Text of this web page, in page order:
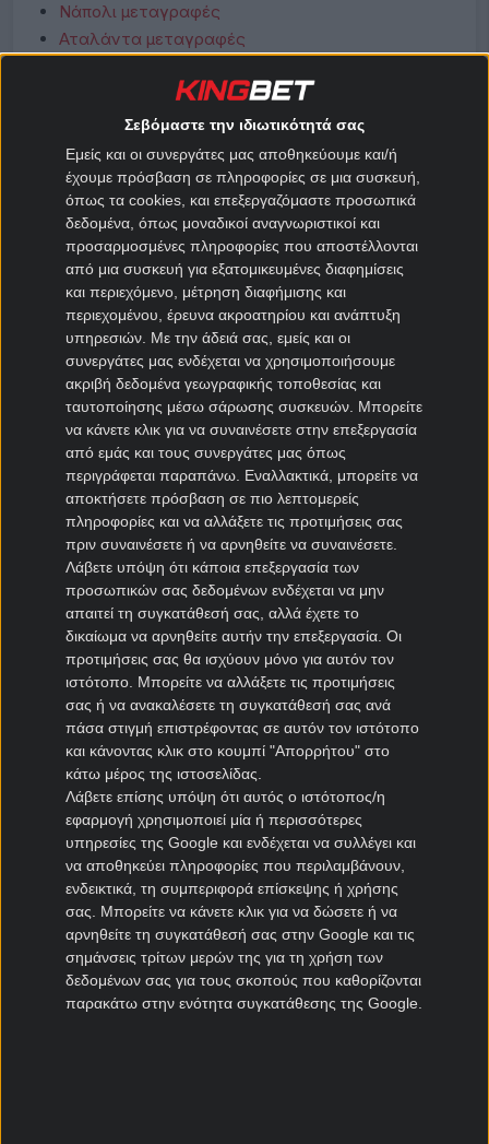
Σεβόμαστε την ιδιωτικότητά σας
Εμείς και οι συνεργάτες μας αποθηκεύουμε και/ή
έχουμε πρόσβαση σε πληροφορίες σε μια συσκευή,
όπως τα cookies, και επεξεργαζόμαστε προσωπικά
δεδομένα, όπως μοναδικοί αναγνωριστικοί και
προσαρμοσμένες πληροφορίες που αποστέλλονται
από μια συσκευή για εξατομικευμένες διαφημίσεις
και περιεχόμενο, μέτρηση διαφήμισης και
περιεχομένου, έρευνα ακροατηρίου και ανάπτυξη
υπηρεσιών. Με την άδειά σας, εμείς και οι
συνεργάτες μας ενδέχεται να χρησιμοποιήσουμε
ακριβή δεδομένα γεωγραφικής τοποθεσίας και
ταυτοποίησης μέσω σάρωσης συσκευών. Μπορείτε
να κάνετε κλικ για να συναινέσετε στην επεξεργασία
από εμάς και τους συνεργάτες μας όπως
περιγράφεται παραπάνω. Εναλλακτικά, μπορείτε να
αποκτήσετε πρόσβαση σε πιο λεπτομερείς
πληροφορίες και να αλλάξετε τις προτιμήσεις σας
πριν συναινέσετε ή να αρνηθείτε να συναινέσετε.
Λάβετε υπόψη ότι κάποια επεξεργασία των
προσωπικών σας δεδομένων ενδέχεται να μην
απαιτεί τη συγκατάθεσή σας, αλλά έχετε το
δικαίωμα να αρνηθείτε αυτήν την επεξεργασία. Οι
προτιμήσεις σας θα ισχύουν μόνο για αυτόν τον
ιστότοπο. Μπορείτε να αλλάξετε τις προτιμήσεις
σας ή να ανακαλέσετε τη συγκατάθεσή σας ανά
πάσα στιγμή επιστρέφοντας σε αυτόν τον ιστότοπο
και κάνοντας κλικ στο κουμπί "Απορρήτου" στο
κάτω μέρος της ιστοσελίδας.
Λάβετε επίσης υπόψη ότι αυτός ο ιστότοπος/η
εφαρμογή χρησιμοποιεί μία ή περισσότερες
υπηρεσίες της Google και ενδέχεται να συλλέγει και
να αποθηκεύει πληροφορίες που περιλαμβάνουν,
ενδεικτικά, τη συμπεριφορά επίσκεψης ή χρήσης
σας. Μπορείτε να κάνετε κλικ για να δώσετε ή να
αρνηθείτε τη συγκατάθεσή σας στην Google και τις
σημάνσεις τρίτων μερών της για τη χρήση των
δεδομένων σας για τους σκοπούς που καθορίζονται
παρακάτω στην ενότητα συγκατάθεσης της Google.
Νάπολι μεταγραφές
Αταλάντα μεταγραφές
Ρόμα μεταγραφές
Φιορεντίνα μεταγραφές
Κόμο μεταγραφές
Μπολόνια μεταγραφές
Μεταγραφές Bundesliga
Μπάγερν μεταγραφές
Ντόρτμουντ μεταγραφές
Αμβούργο μεταγραφές
Λεβερκούζεν μεταγραφές
Άιντραχτ Φρανκφούρτης μεταγραφές
Μεταγραφές Γαλλία
Παρί Σεν Ζερμέν μεταγραφές
Μονακό μεταγραφές
Μαρσέιγ μεταγραφές
Λυών μεταγραφές
Μεταγραφές Super League 2
Ηρακλής μεταγραφές
ΠΑΣ Γιάννινα μεταγραφές
Πανιώνιος μεταγραφές
Καλλιθέα μεταγραφές
Καλαμάτα μεταγραφές
Νίκη Βόλου μεταγραφές
Μεταγραφές Cyprus League
Πάφος μεταγραφές
ΑΠΟΕΛ μεταγραφές
ΑΕΚ Λάρνακας μεταγραφές
Ομόνοια μεταγραφές